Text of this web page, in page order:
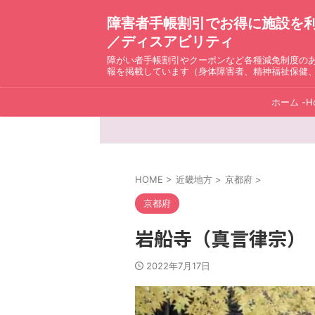
障害者手帳割引でお得に施設を
／ディスアビリティ
障がい者手帳割引やクーポンなど各種減免制度の
報を掲載しています（身体障害者、精神福祉保健
ホーム -
HOME > 近畿地方 > 京都府 >
京都府
岩船寺（真言律宗）
2022年7月17日